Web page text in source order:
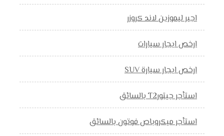
اجير ليموزين لاند كروزر
ارخص ايجار سيارات
ارخص ايجار سيارة SUV
استأجر جيتورT2 بالسائق
استأجر ميكروباص فوتون بالسائق